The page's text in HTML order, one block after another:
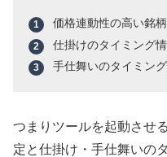
価格連動性の高い銘
仕掛けのタイミング
手仕舞いのタイミン
つまりツールを起動させ
定と仕掛け・手仕舞いの